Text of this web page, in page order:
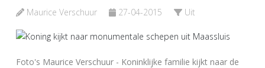
Maurice Verschuur 27-04-2015 Uit
Foto's Maurice Verschuur - Koninklijke familie kijkt naar de